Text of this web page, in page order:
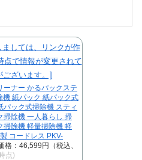
ーナー かるパックステ
機 紙パック 紙パック式
パック式掃除機 スティ
掃除機 一人暮らし 掃
掃除機 軽量掃除機 軽
コードレス PKV-
格：46,599円（税込、
点)